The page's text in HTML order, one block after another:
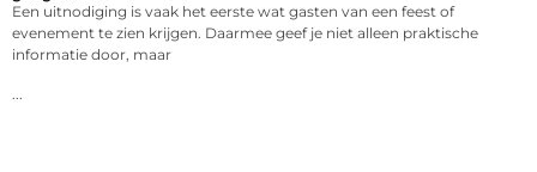
Een uitnodiging is vaak het eerste wat gasten van een feest of
evenement te zien krijgen. Daarmee geef je niet alleen praktische
informatie door, maar